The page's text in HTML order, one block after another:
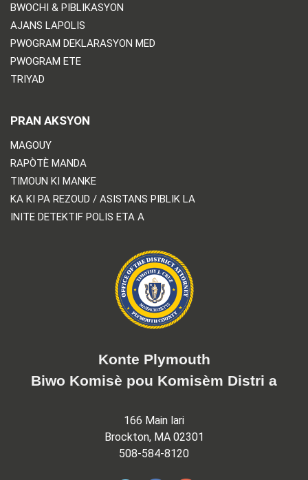
BWOCHI & PIBLIKASYON
AJANS LAPOLIS
PWOGRAM DEKLARASYON MED
PWOGRAM ETE
TRIYAD
PRAN AKSYON
MAGOUY
RAPÒTÈ MANDA
TIMOUN KI MANKE
KA KI PA REZOUD / ASISTANS PIBLIK LA
INITE DETEKTIF POLIS ETA A
Konte Plymouth
Biwo Komisè pou Komisèm Distri a
166 Main lari
Brockton, MA 02301
508-584-8120